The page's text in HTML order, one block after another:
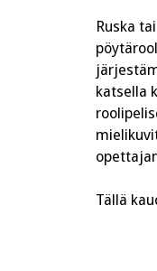
Ruska
katsella
Tällä